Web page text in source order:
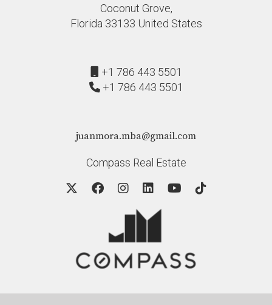
Coconut Grove,
Florida 33133 United States
+1 786 443 5501
+1 786 443 5501
juanmora.mba@gmail.com
Compass Real Estate